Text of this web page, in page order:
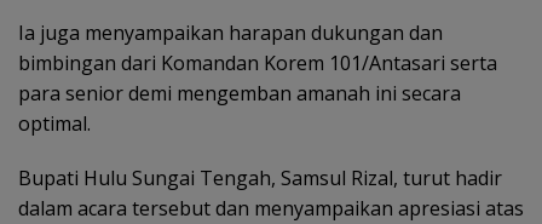
Ia juga menyampaikan harapan dukungan dan
bimbingan dari Komandan Korem 101/Antasari serta
para senior demi mengemban amanah ini secara
optimal.
Bupati Hulu Sungai Tengah, Samsul Rizal, turut hadir
dalam acara tersebut dan menyampaikan apresiasi atas